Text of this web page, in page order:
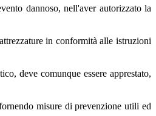
dannoso, nell'aver autorizzato la
in conformità alle istruzioni
deve comunque essere apprestato,
misure di prevenzione utili ed